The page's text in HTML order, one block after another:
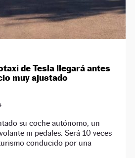
de Tesla llegará antes
muy ajustado
su coche autónomo, un
ni pedales. Será 10 veces
conducido por una